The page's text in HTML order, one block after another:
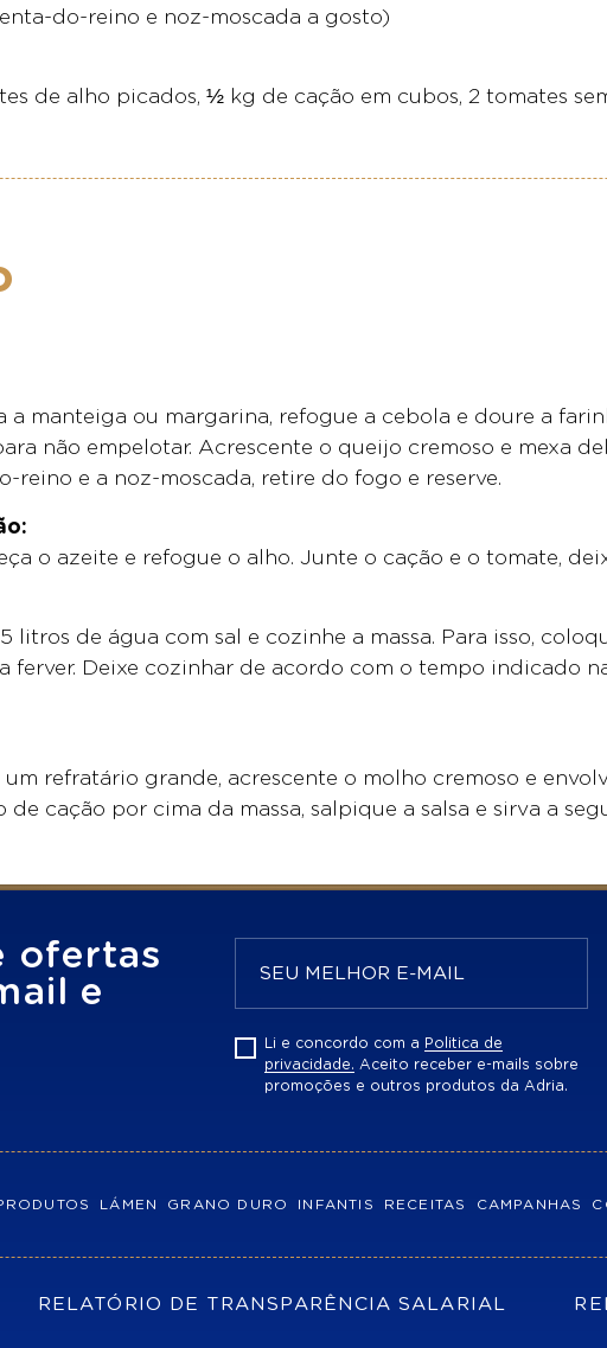
do-reino e noz-moscada a gosto)
de alho picados, ½ kg de cação em cubos, 2 tomates
a manteiga ou margarina, refogue a cebola e doure a
não empelotar. Acrescente o queijo cremoso e mexa
reino e a noz-moscada, retire do fogo e reserve.
o azeite e refogue o alho. Junte o cação e o tomate,
litros de água com sal e cozinhe a massa. Para isso,
ferver. Deixe cozinhar de acordo com o tempo indicado
um refratário grande, acrescente o molho cremoso e
cação por cima da massa, salpique a salsa e sirva a
ofertas
e
Li e concordo com a Politica de
privacidade. Aceito receber e-mails sobre
promoções e outros produtos da Adria.
LÁMEN GRANO DURO INFANTIS RECEITAS CAMPANHAS
RELATÓRIO DE TRANSPARÊNCIA SALARIAL